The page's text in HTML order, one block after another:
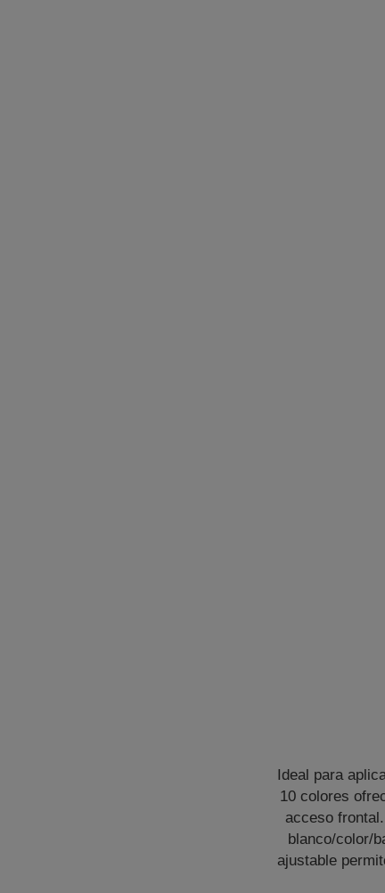
Ideal para
10 colores
acceso
blanco/color/
ajustable